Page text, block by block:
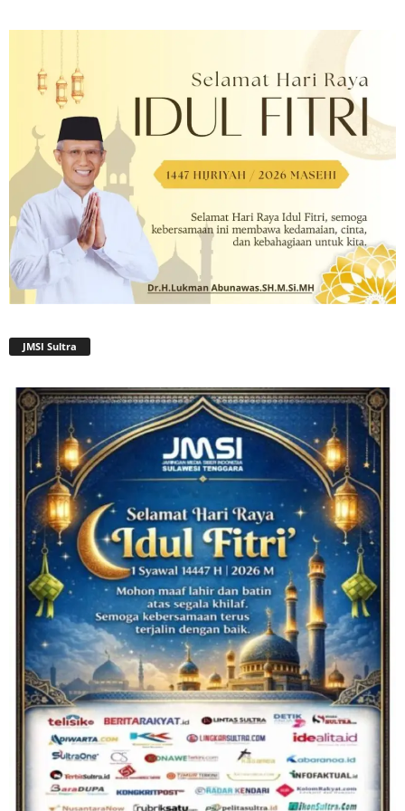
JMSI Sultra